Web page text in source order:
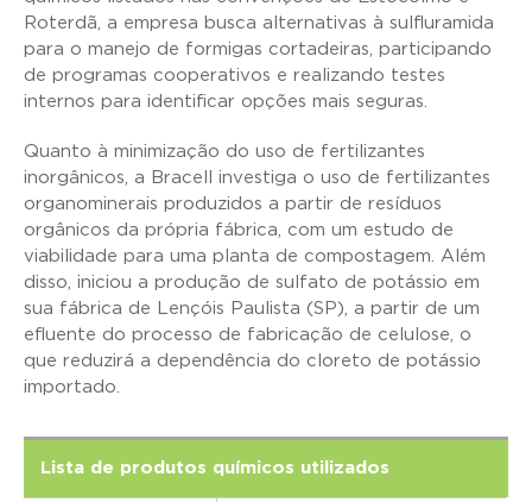
Roterdã, a empresa busca alternativas à sulfluramida
para o manejo de formigas cortadeiras, participando
de programas cooperativos e realizando testes
internos para identificar opções mais seguras.
Quanto à minimização do uso de fertilizantes
inorgânicos, a Bracell investiga o uso de fertilizantes
organominerais produzidos a partir de resíduos
orgânicos da própria fábrica, com um estudo de
viabilidade para uma planta de compostagem. Além
disso, iniciou a produção de sulfato de potássio em
sua fábrica de Lençóis Paulista (SP), a partir de um
efluente do processo de fabricação de celulose, o
que reduzirá a dependência do cloreto de potássio
importado.
Lista de produtos químicos utilizados